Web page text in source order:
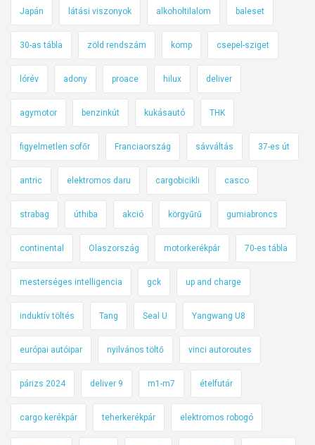
Japán látási viszonyok alkoholtilalom baleset
30-as tábla zöld rendszám komp csepel-sziget
lórév adony proace hilux deliver
agymotor benzinkút kukásautó THK
figyelmetlen sofőr Franciaország sávváltás 37-es út
antric elektromos daru cargobicikli casco
strabag úthiba akció körgyűrű gumiabroncs
continental Olaszország motorkerékpár 70-es tábla
mesterséges intelligencia gck up and charge
induktív töltés Tang Seal U Yangwang U8
európai autóipar nyilvános töltő vinci autoroutes
párizs 2024 deliver 9 m1-m7 ételfutár
cargo kerékpár teherkerékpár elektromos robogó